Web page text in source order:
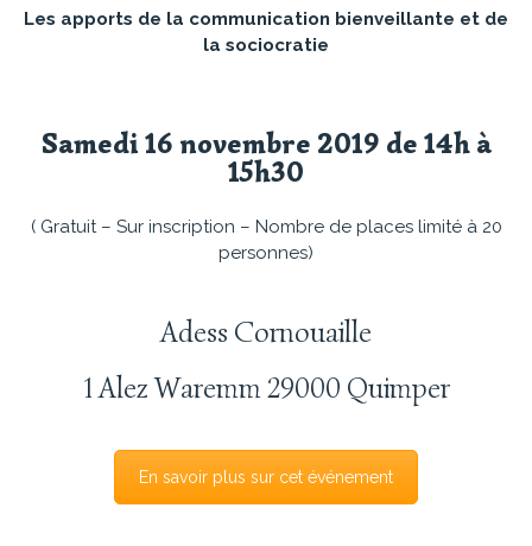
Les apports de la communication bienveillante et de
la sociocratie
Samedi 16 novembre 2019 de 14h à
15h30
( Gratuit – Sur inscription – Nombre de places limité à 20
personnes)
Adess Cornouaille
1 Alez Waremm 29000 Quimper
En savoir plus sur cet événement